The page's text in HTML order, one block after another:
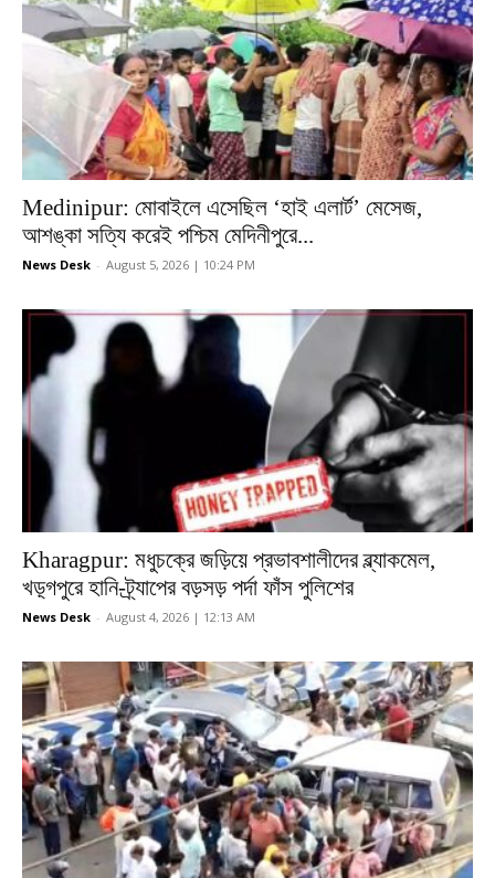
Medinipur: মোবাইলে এসেছিল ‘হাই এলার্ট’ মেসেজ,
আশঙ্কা সত্যি করেই পশ্চিম মেদিনীপুরে...
News Desk - August 5, 2026 | 10:24 PM
Kharagpur: মধুচক্রে জড়িয়ে প্রভাবশালীদের ব্ল্যাকমেল,
খড়্গপুরে হানি-ট্র্যাপের বড়সড় পর্দা ফাঁস পুলিশের
News Desk - August 4, 2026 | 12:13 AM